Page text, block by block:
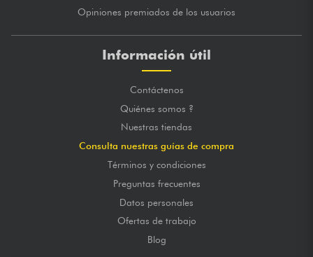
Opiniones premiados de los usuarios
Información útil
Contáctenos
Quiénes somos ?
Nuestras tiendas
Consulta nuestras guías de compra
Términos y condiciones
Preguntas frecuentes
Datos personales
Ofertas de trabajo
Blog